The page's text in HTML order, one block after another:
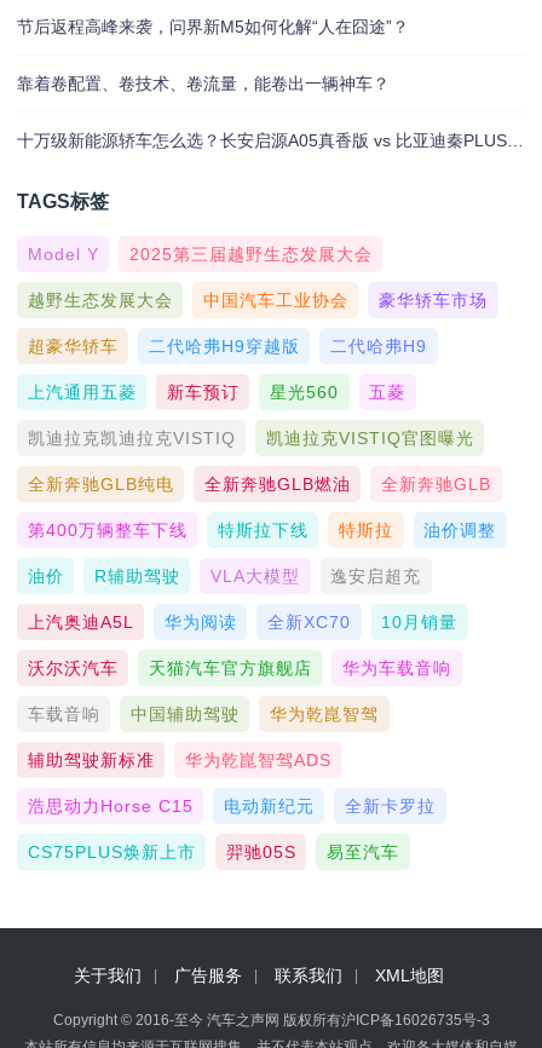
节后返程高峰来袭，问界新M5如何化解“人在囧途”？
靠着卷配置、卷技术、卷流量，能卷出一辆神车？
TAGS标签
Model Y 2025第三届越野生态发展大会
越野生态发展大会 中国汽车工业协会 豪华轿车市场
超豪华轿车 二代哈弗H9穿越版 二代哈弗H9
上汽通用五菱 新车预订 星光560 五菱
凯迪拉克凯迪拉克VISTIQ 凯迪拉克VISTIQ官图曝光
全新奔驰GLB纯电 全新奔驰GLB燃油 全新奔驰GLB
第400万辆整车下线 特斯拉下线 特斯拉 油价调整
油价 R辅助驾驶 VLA大模型 逸安启超充
上汽奥迪A5L 华为阅读 全新XC70 10月销量
沃尔沃汽车 天猫汽车官方旗舰店 华为车载音响
车载音响 中国辅助驾驶 华为乾崑智驾
辅助驾驶新标准 华为乾崑智驾ADS
浩思动力Horse C15 电动新纪元 全新卡罗拉
CS75PLUS焕新上市 羿驰05S 易至汽车
关于我们 广告服务 联系我们 XML地图
Copyright © 2016-至今 汽车之声网 版权所有沪ICP备16026735号-3